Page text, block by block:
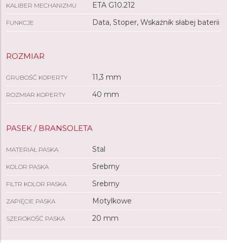
KALIBER MECHANIZMU ETA G10.212
FUNKCJE Data, Stoper, Wskaźnik słabej baterii
ROZMIAR
GRUBOŚĆ KOPERTY 11,3 mm
ROZMIAR KOPERTY 40 mm
PASEK / BRANSOLETA
MATERIAŁ PASKA Stal
KOLOR PASKA Srebrny
FILTR KOLOR PASKA Srebrny
ZAPIĘCIE PASKA Motylkowe
SZEROKOŚĆ PASKA 20 mm